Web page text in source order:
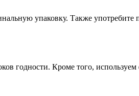
упаковку. Также употребите
годности. Кроме того,